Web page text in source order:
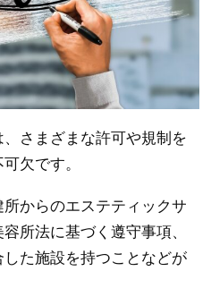
さまざまな許可や規制を
欠です。
からのエステティックサ
所法に基づく遵守事項、
た施設を持つことなどが